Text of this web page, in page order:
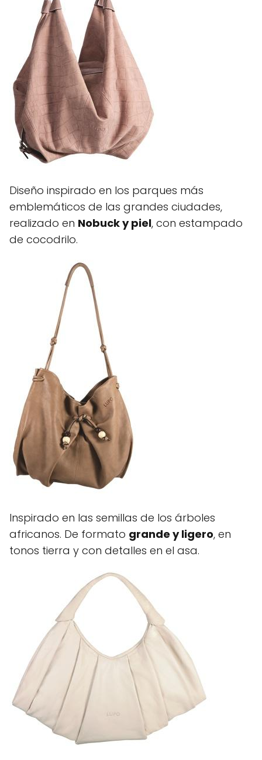
Diseño inspirado en los parques más
emblemáticos de las grandes ciudades,
realizado en Nobuck y piel, con estampado
de cocodrilo.
Inspirado en las semillas de los árboles
africanos. De formato grande y ligero, en
tonos tierra y con detalles en el asa.